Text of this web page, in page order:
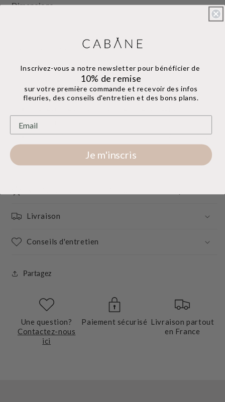
Dimensions
Pourquoi ce bouquet
Un format généreux pour un effet décoratif
Zéro entretien, durable des années
importante
Réalisé à la main dans notre atelier d'Anglet, Pays
Livraison
Conseils d'entretien
Partagez
Une question?
Contactez-nous
ici
Paiement sécurisé Livraison partout
en France
Inscrivez-vous a notre newsletterpour bénéficier de
10% de remise
sur votre première commande et recevoir des infos
fleuries, des conseils d'entretien et des bons plans.
Je m'inscris